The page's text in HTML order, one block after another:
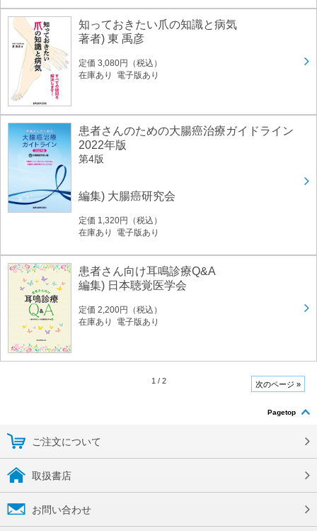
知っておきたい爪の知識と病気
著者) 東 禹彦
定価 3,080円（税込）
在庫あり 電子版あり
患者さんのための大腸癌治療ガイドライン
2022年版
第4版
編集) 大腸癌研究会
定価 1,320円（税込）
在庫あり 電子版あり
患者さん向け耳鳴診療Q&A
編集) 日本聴覚医学会
定価 2,200円（税込）
在庫あり 電子版あり
1 / 2 次のページ »
Pagetop
ご注文について
取扱書店
お問い合わせ